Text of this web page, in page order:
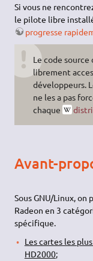
Si vous ne
le pilote libre
progresse
Le code
librement
développeurs.
ne les a pas
chaque
Avant-
Sous GNU/Linux, on
Radeon en 3
spécifique.
Les cartes les
HD2000;